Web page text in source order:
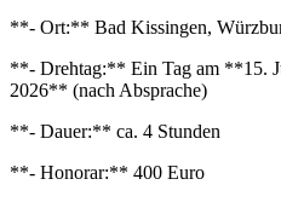
**- Ort:** Bad Kissingen,
**- Drehtag:** Ein Tag am **15.
2026** (nach Absprache)
**- Dauer:** ca. 4 Stunden
**- Honorar:** 400 Euro